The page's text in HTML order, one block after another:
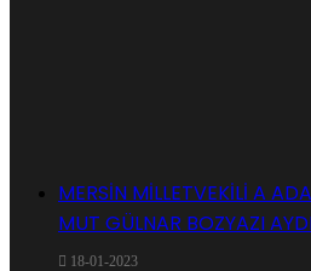
MERSİN MİLLETVEKİLİ A
MUT GÜLNAR BOZYAZI
18-01-2023